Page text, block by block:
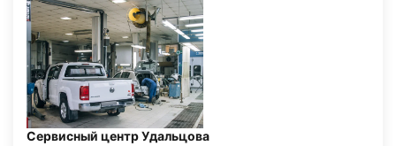
Сервисный центр Удальцова